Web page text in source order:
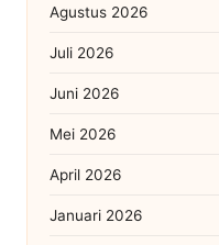
Agustus 2026
Juli 2026
Juni 2026
Mei 2026
April 2026
Januari 2026